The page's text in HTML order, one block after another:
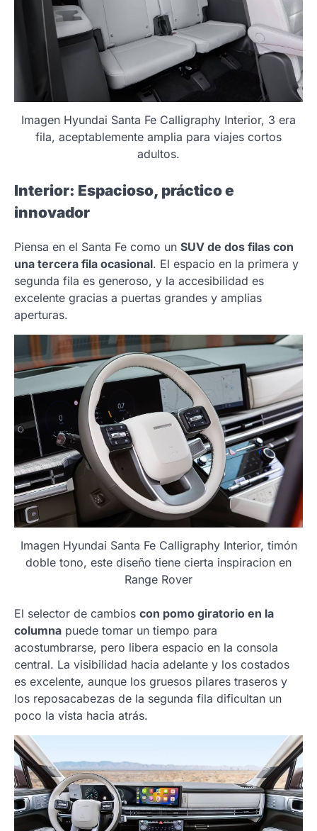
Imagen Hyundai Santa Fe Calligraphy Interior, 3 era
fila, aceptablemente amplia para viajes cortos
adultos.
Interior: Espacioso, práctico e
innovador
Piensa en el Santa Fe como un SUV de dos filas con
una tercera fila ocasional. El espacio en la primera y
segunda fila es generoso, y la accesibilidad es
excelente gracias a puertas grandes y amplias
aperturas.
Imagen Hyundai Santa Fe Calligraphy Interior, timón
doble tono, este diseño tiene cierta inspiracion en
Range Rover
El selector de cambios con pomo giratorio en la
columna puede tomar un tiempo para
acostumbrarse, pero libera espacio en la consola
central. La visibilidad hacia adelante y los costados
es excelente, aunque los gruesos pilares traseros y
los reposacabezas de la segunda fila dificultan un
poco la vista hacia atrás.